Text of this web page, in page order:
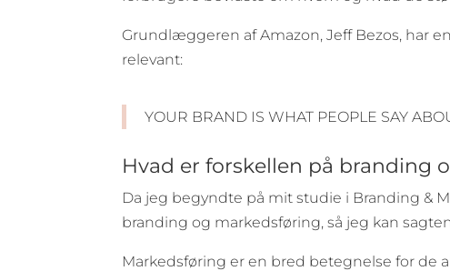
Grundlæggeren af Amazon, Jeff Bezos, har
relevant:
YOUR BRAND IS WHAT PEOPLE SAY
Hvad er forskellen på branding
Da jeg begyndte på mit studie i Branding &
branding og markedsføring, så jeg kan
Markedsføring er en bred betegnelse for de